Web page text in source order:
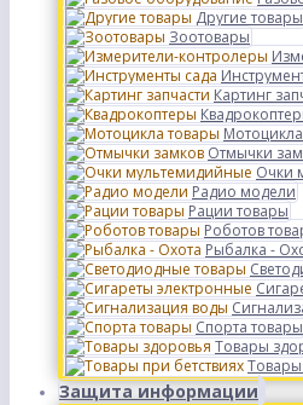
Другие товары
Зоотовары
Картинг
Отмычки
Очки
Радио модели
Рации товары
Роботов
Рыбалка -
Спорта товары
Товары
Товары
Защита информации